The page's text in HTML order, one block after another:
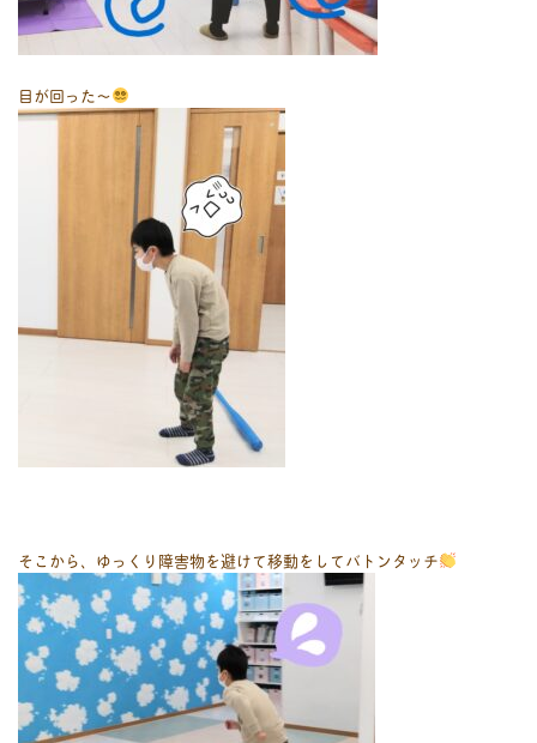
目が回った〜
そこから、ゆっくり障害物を避けて移動をしてバトンタッチ